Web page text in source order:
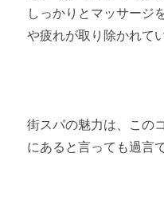
しっかりとマッサージ
や疲れが取り除かれて
街スパの魅力は、この
にあると言っても過言